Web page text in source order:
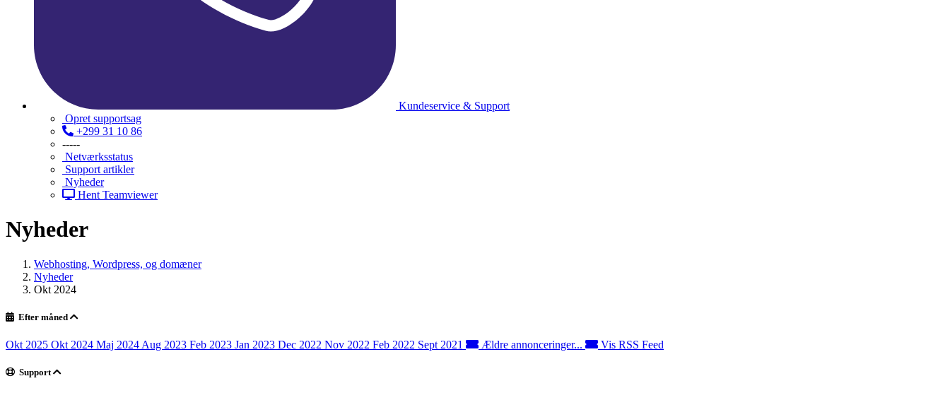
Kundeservice & Support
Opret supportsag
+299 31 10 86
-----
Netværksstatus
Support artikler
Nyheder
Hent Teamviewer
Nyheder
Webhosting, Wordpress, og domæner
Nyheder
Okt 2024
Efter måned
Okt 2025 Okt 2024 Maj 2024 Aug 2023 Feb 2023 Jan 2023 Dec 2022 Nov 2022 Feb 2022 Sept 2021 Ældre annonceringer... Vis RSS Feed
Support